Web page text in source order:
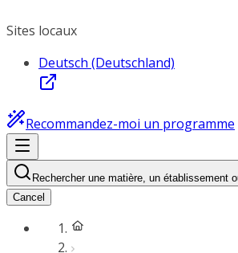
Sites locaux
Deutsch (Deutschland)
Recommandez-moi un programme
Rechercher une matière, un établissement
Cancel